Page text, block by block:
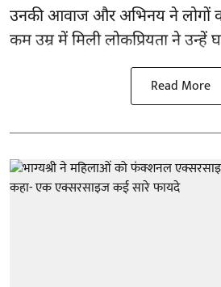
उनकी आवाज और अभिनय ने लोगों
कम उम्र में मिली लोकप्रियता ने उन्हें
Read More